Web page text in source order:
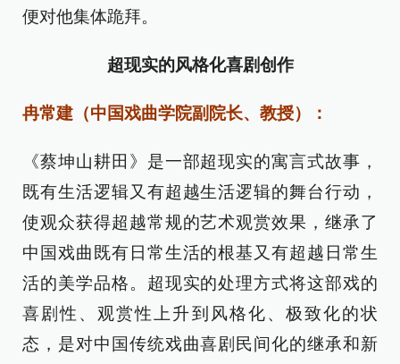
便对他集体跪拜。
超现实的风格化喜剧创作
冉常建（中国戏曲学院副院长、教授）：
《蔡坤山耕田》是一部超现实的寓言式故事，
既有生活逻辑又有超越生活逻辑的舞台行动，
使观众获得超越常规的艺术观赏效果，继承了
中国戏曲既有日常生活的根基又有超越日常生
活的美学品格。超现实的处理方式将这部戏的
喜剧性、观赏性上升到风格化、极致化的状
态，是对中国传统戏曲喜剧民间化的继承和新